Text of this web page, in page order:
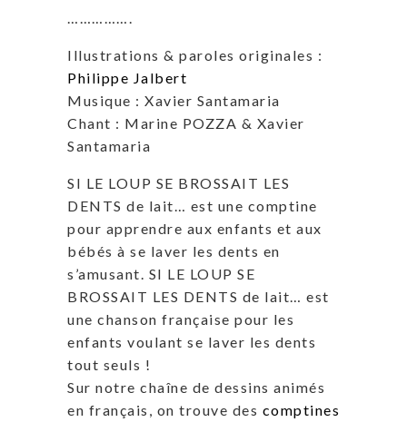
Illustrations & paroles originales :
Philippe Jalbert
Musique : Xavier Santamaria
Chant : Marine POZZA & Xavier
Santamaria
SI LE LOUP SE BROSSAIT LES
DENTS de lait… est une comptine
pour apprendre aux enfants et aux
bébés à se laver les dents en
s’amusant. SI LE LOUP SE
BROSSAIT LES DENTS de lait… est
une chanson française pour les
enfants voulant se laver les dents
tout seuls !
Sur notre chaîne de dessins animés
en français, on trouve des comptines